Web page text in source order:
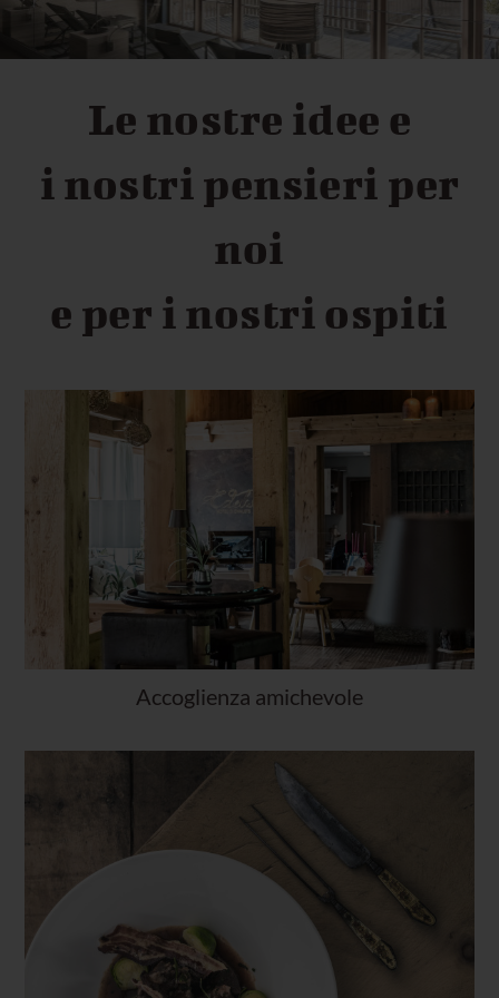
Le nostre idee e
i nostri pensieri per
noi
e per i nostri ospiti
Accoglienza amichevole